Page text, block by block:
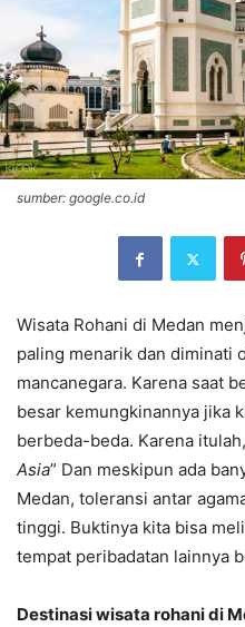
sumber: google.co.id
Wisata Rohani di Medan
paling menarik dan diminati
mancanegara. Karena saat
besar kemungkinannya jika
berbeda-beda. Karena
Asia” Dan meskipun ada
Medan, toleransi antar
tinggi. Buktinya kita bisa
tempat peribadatan lainnya
Destinasi wisata rohani di